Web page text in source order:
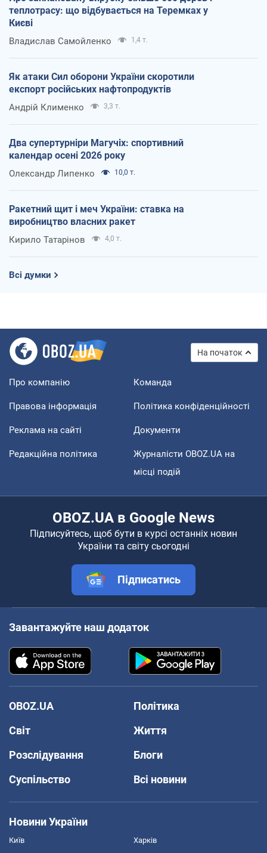
теплотрасу: що відбувається на Теремках у
Києві
Владислав Самойленко 1,4 т.
Як атаки Сил оборони України скоротили
експорт російських нафтопродуктів
Андрій Клименко 3,3 т.
Два супертурніри Магучіх: спортивний
календар осені 2026 року
Олександр Липенко 10,0 т.
Ракетний щит і меч України: ставка на
виробництво власних ракет
Кирило Татарінов 4,0 т.
Всі думки
На початок
Про компанію Команда
Правова інформація Політика конфіденційності
Реклама на сайті Документи
Редакційна політика
Журналісти OBOZ.UA на
місці подій
OBOZ.UA в Google News
Підписуйтесь, щоб бути в курсі останніх новин
України та світу сьогодні
Підписатись
Завантажуйте наш додаток
OBOZ.UA
Політика
Світ
Життя
Розслідування
Блоги
Суспільство
Всі новини
Новини України
Київ Харків